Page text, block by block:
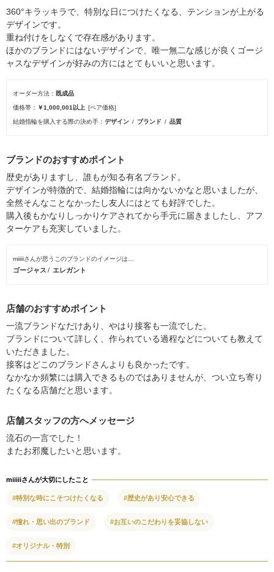
360°キラッキラで、特別な日につけたくなる、テンションが上がる
デザインです。
重ね付けをしなくで存在感があります。
ほかのブランドにはないデザインで、唯一無二な感じが良くゴージ
ャスなデザインが好みの方にはとてもいいと思います。
オーダー方法 既成品
価格帯 ￥1,000,001以上 [ペア価格]
結婚指輪を購入する際の決め手 デザイン ブランド 品質
ブランドのおすすめポイント
歴史がありますし、誰もが知る有名ブランド。
デザインが特徴的で、結婚指輪には向かないかなと思いましたが、
全然そんなことなかったし友人にはとても好評でした。
購入後もかなりしっかりケアされてから手元に届きましたし、アフ
ターケアも充実していました。
miiiiiさんが思うこのブランドのイメージは…
ゴージャス エレガント
店舗のおすすめポイント
一流ブランドなだけあり、やはり接客も一流でした。
ブランドについて詳しく、作られている過程などについても教えて
いただきました。
接客はどこのブランドさんよりも良かったです。
なかなか頻繁には購入できるものではありませんが、つい立ち寄り
たくなる店舗だと思います。
店舗スタッフの方へメッセージ
流石の一言でした！
またお邪魔したいと思います。
miiiiiさんが大切にしたこと
#特別な時にこそつけたくなる #歴史があり安心できる
#憧れ・思い出のブランド #お互いのこだわりを妥協しない
#オリジナル・特別